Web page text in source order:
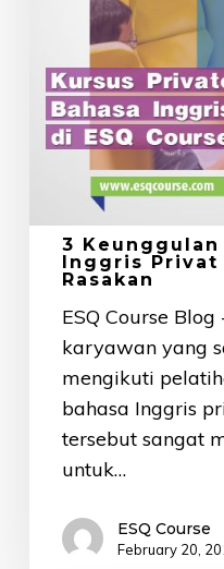
Rasakan
3 Keunggulan
Inggris Privat
Rasakan
ESQ Course
karyawan yang
mengikuti
bahasa Inggris
tersebut sangat
untuk…
ESQ Course
February 20,